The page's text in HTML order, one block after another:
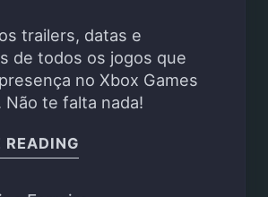
trailers, datas e
de todos os jogos que
no Xbox Games
Não te falta nada!
READING